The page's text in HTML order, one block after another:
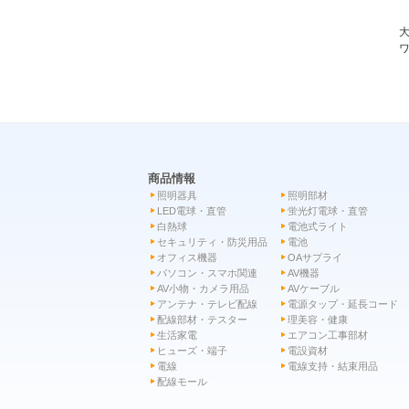
商品情報
照明器具
照明部材
LED電球・直管
蛍光灯電球・直管
白熱球
電池式ライト
セキュリティ・防災用品
電池
オフィス機器
OAサプライ
パソコン・スマホ関連
AV機器
AV小物・カメラ用品
AVケーブル
アンテナ・テレビ配線
電源タップ・延長コード
配線部材・テスター
理美容・健康
生活家電
エアコン工事部材
ヒューズ・端子
電設資材
電線
電線支持・結束用品
配線モール